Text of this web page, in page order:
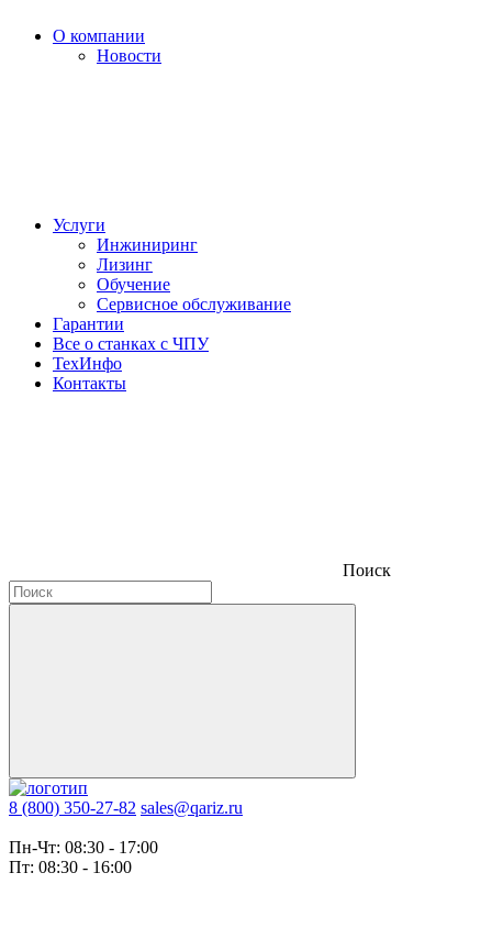
О компании
Новости
Услуги
Инжиниринг
Лизинг
Обучение
Сервисное обслуживание
Гарантии
Все о станках с ЧПУ
ТехИнфо
Контакты
Поиск
8 (800) 350-27-82 sales@qariz.ru
Пн-Чт: 08:30 - 17:00
Пт: 08:30 - 16:00